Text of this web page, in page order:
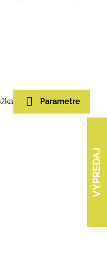
Parametre
VÝPREDAJ